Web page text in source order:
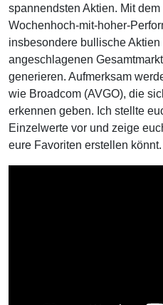
spannendsten Aktien. Mit
Wochenhoch-mit-hoher-
insbesondere bullische
angeschlagenen
generieren. Aufmerksam
wie Broadcom (AVGO), die
erkennen geben. Ich stellte
Einzelwerte vor und zeige
eure Favoriten erstellen könnt.